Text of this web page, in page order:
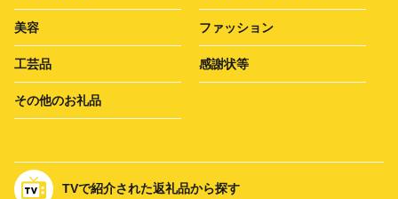
美容 ファッション
工芸品 感謝状等
その他のお礼品
TVで紹介された返礼品から探す